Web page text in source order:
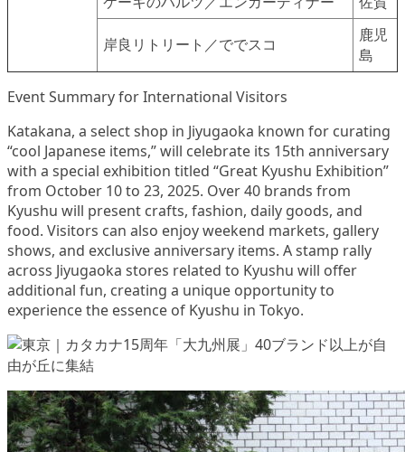
岸良リトリート／ででスコ
鹿児
島
Event Summary for International Visitors
Katakana, a select shop in Jiyugaoka known for curating
“cool Japanese items,” will celebrate its 15th anniversary
with a special exhibition titled “Great Kyushu Exhibition”
from October 10 to 23, 2025. Over 40 brands from
Kyushu will present crafts, fashion, daily goods, and
food. Visitors can also enjoy weekend markets, gallery
shows, and exclusive anniversary items. A stamp rally
across Jiyugaoka stores related to Kyushu will offer
additional fun, creating a unique opportunity to
experience the essence of Kyushu in Tokyo.